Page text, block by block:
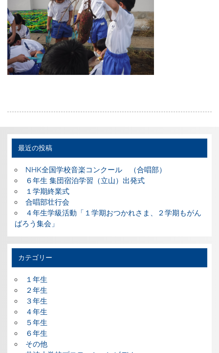
最近の投稿
NHK全国学校音楽コンクール （合唱部）
６年生 集団宿泊学習（立山）出発式
１学期終業式
合唱部壮行会
４年生学級活動「１学期おつかれさま、２学期もがん
ばろう集会」
カテゴリー
１年生
２年生
３年生
４年生
５年生
６年生
その他